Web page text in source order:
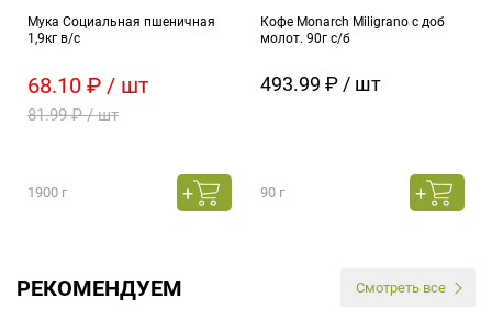
Мука Социальная пшеничная
1,9кг в/с
68.10 ₽ / шт
81.99 ₽ / шт
1900 г
Кофе Monarch Miligrano c доб
молот. 90г с/б
493.99 ₽ / шт
90 г
РЕКОМЕНДУЕМ Смотреть все